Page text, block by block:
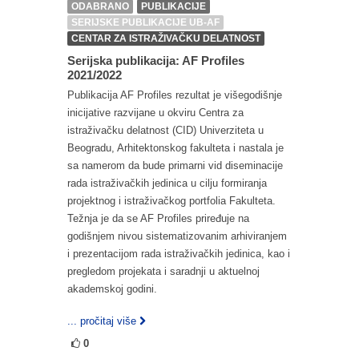
ODABRANO
PUBLIKACIJE
SERIJSKE PUBLIKACIJE UB-AF
CENTAR ZA ISTRAŽIVAČKU DELATNOST
Serijska publikacija: AF Profiles
2021/2022
Publikacija AF Profiles rezultat je višegodišnje
inicijative razvijane u okviru Centra za
istraživačku delatnost (CID) Univerziteta u
Beogradu, Arhitektonskog fakulteta i nastala je
sa namerom da bude primarni vid diseminacije
rada istraživačkih jedinica u cilju formiranja
projektnog i istraživačkog portfolia Fakulteta.
Težnja je da se AF Profiles priređuje na
godišnjem nivou sistematizovanim arhiviranjem
i prezentacijom rada istraživačkih jedinica, kao i
pregledom projekata i saradnji u aktuelnoj
akademskoj godini.
... pročitaj više
0